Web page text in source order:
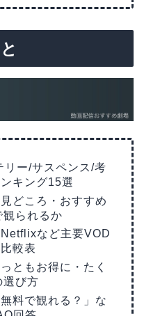
リー/サスペンス/考
キング15選
どころ・おすすめ
られるか
など主要VOD
較表
ともお得に・たく
選び方
料で観れる？」な